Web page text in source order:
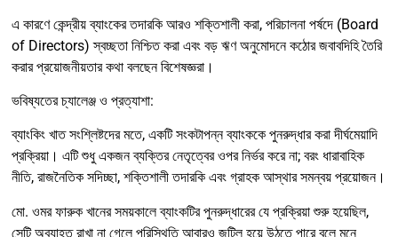
এ কারণে কেন্দ্রীয় ব্যাংকের তদারকি আরও শক্তিশালী করা, পরিচালনা পর্ষদে (Board
of Directors) স্বচ্ছতা নিশ্চিত করা এবং বড় ঋণ অনুমোদনে কঠোর জবাবদিহি তৈরি
করার প্রয়োজনীয়তার কথা বলছেন বিশেষজ্ঞরা।
ভবিষ্যতের চ্যালেঞ্জ ও প্রত্যাশা:
ব্যাংকিং খাত সংশ্লিষ্টদের মতে, একটি সংকটাপন্ন ব্যাংককে পুনরুদ্ধার করা দীর্ঘমেয়াদি
প্রক্রিয়া। এটি শুধু একজন ব্যক্তির নেতৃত্বের ওপর নির্ভর করে না; বরং ধারাবাহিক
নীতি, রাজনৈতিক সদিচ্ছা, শক্তিশালী তদারকি এবং গ্রাহক আস্থার সমন্বয় প্রয়োজন।
মো. ওমর ফারুক খানের সময়কালে ব্যাংকটির পুনরুদ্ধারের যে প্রক্রিয়া শুরু হয়েছিল,
সেটি অব্যাহত রাখা না গেলে পরিস্থিতি আবারও জটিল হয়ে উঠতে পারে বলে মনে